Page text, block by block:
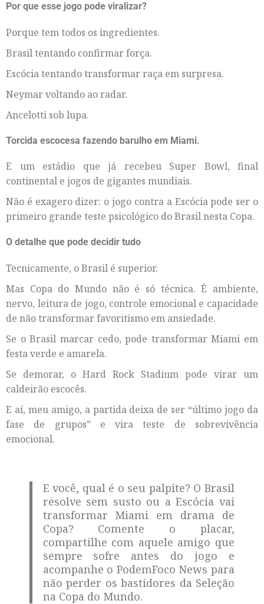
Por que esse jogo pode viralizar?
Porque tem todos os ingredientes.
Brasil tentando confirmar força.
Escócia tentando transformar raça em surpresa.
Neymar voltando ao radar.
Ancelotti sob lupa.
Torcida escocesa fazendo barulho em Miami.
E um estádio que já recebeu Super Bowl, final
continental e jogos de gigantes mundiais.
Não é exagero dizer: o jogo contra a Escócia pode ser o
primeiro grande teste psicológico do Brasil nesta Copa.
O detalhe que pode decidir tudo
Tecnicamente, o Brasil é superior.
Mas Copa do Mundo não é só técnica. É ambiente,
nervo, leitura de jogo, controle emocional e capacidade
de não transformar favoritismo em ansiedade.
Se o Brasil marcar cedo, pode transformar Miami em
festa verde e amarela.
Se demorar, o Hard Rock Stadium pode virar um
caldeirão escocês.
E aí, meu amigo, a partida deixa de ser “último jogo da
fase de grupos” e vira teste de sobrevivência
emocional.
E você, qual é o seu palpite? O Brasil
resolve sem susto ou a Escócia vai
transformar Miami em drama de
Copa? Comente o placar,
compartilhe com aquele amigo que
sempre sofre antes do jogo e
acompanhe o PodemFoco News para
não perder os bastidores da Seleção
na Copa do Mundo.